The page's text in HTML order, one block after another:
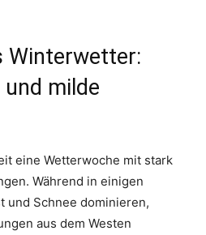
Winterwetter:
milde
eine Wetterwoche mit stark
Während in einigen
und Schnee dominieren,
aus dem Westen